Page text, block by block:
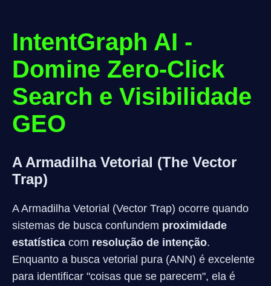
IntentGraph AI -
Domine Zero-Click
Search e Visibilidade
GEO
A Armadilha Vetorial (The Vector
Trap)
A Armadilha Vetorial (Vector Trap) ocorre quando
sistemas de busca confundem proximidade
estatística com resolução de intenção.
Enquanto a busca vetorial pura (ANN) é excelente
para identificar "coisas que se parecem", ela é